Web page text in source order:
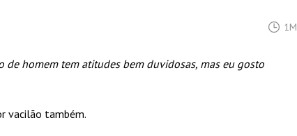
1M
de homem tem atitudes bem duvidosas, mas eu gosto
vacilão também.